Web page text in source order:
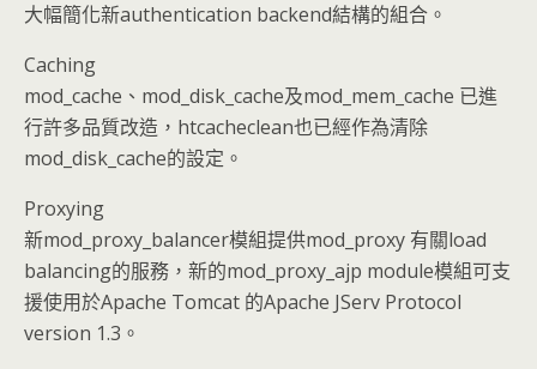
大幅簡化新authentication backend結構的組合。
Caching
mod_cache、mod_disk_cache及mod_mem_cache 已進
行許多品質改造，htcacheclean也已經作為清除
mod_disk_cache的設定。
Proxying
新mod_proxy_balancer模組提供mod_proxy 有關load
balancing的服務，新的mod_proxy_ajp module模組可支
援使用於Apache Tomcat 的Apache JServ Protocol
version 1.3。